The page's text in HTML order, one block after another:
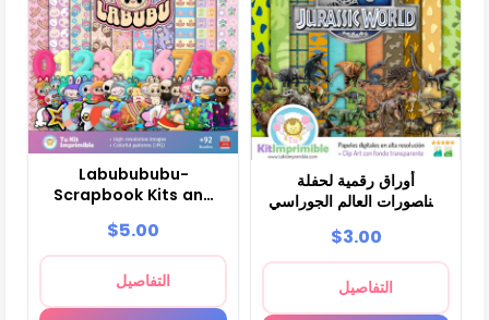
Labubububu-
Scrapbook Kits and
$5.00
التفاصيل
أوراق رقمية لحفلة
ديناصورات العالم الجوراسي
$3.00
التفاصيل